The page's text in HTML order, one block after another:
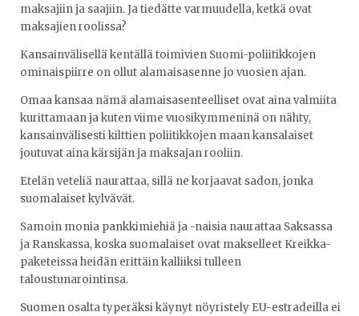
maksajiin ja saajiin. Ja tiedätte varmuudella, ketkä ovat
maksajien roolissa?
Kansainvälisellä kentällä toimivien Suomi-poliitikkojen
ominaispiirre on ollut alamaisasenne jo vuosien ajan.
Omaa kansaa nämä alamaisasenteelliset ovat aina valmiita
kurittamaan ja kuten viime vuosikymmeninä on nähty,
kansainvälisesti kilttien poliitikkojen maan kansalaiset
joutuvat aina kärsijän ja maksajan rooliin.
Etelän veteliä naurattaa, sillä ne korjaavat sadon, jonka
suomalaiset kylvävät.
Samoin monia pankkimiehiä ja -naisia naurattaa Saksassa
ja Ranskassa, koska suomalaiset ovat makselleet Kreikka-
paketeissa heidän erittäin kalliiksi tulleen
taloustunarointinsa.
Suomen osalta typeräksi käynyt nöyristely EU-estradeilla ei